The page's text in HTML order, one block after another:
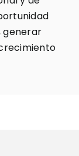
generar